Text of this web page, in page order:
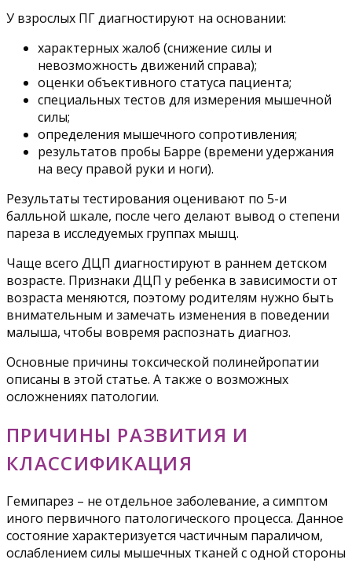
У взрослых ПГ диагностируют на основании:
характерных жалоб (снижение силы и
невозможность движений справа);
оценки объективного статуса пациента;
специальных тестов для измерения мышечной
силы;
определения мышечного сопротивления;
результатов пробы Барре (времени удержания
на весу правой руки и ноги).
Результаты тестирования оценивают по 5-и
балльной шкале, после чего делают вывод о степени
пареза в исследуемых группах мышц.
Чаще всего ДЦП диагностируют в раннем детском
возрасте. Признаки ДЦП у ребенка в зависимости от
возраста меняются, поэтому родителям нужно быть
внимательным и замечать изменения в поведении
малыша, чтобы вовремя распознать диагноз.
Основные причины токсической полинейропатии
описаны в этой статье. А также о возможных
осложнениях патологии.
ПРИЧИНЫ РАЗВИТИЯ И
КЛАССИФИКАЦИЯ
Гемипарез – не отдельное заболевание, а симптом
иного первичного патологического процесса. Данное
состояние характеризуется частичным параличом,
ослаблением силы мышечных тканей с одной стороны